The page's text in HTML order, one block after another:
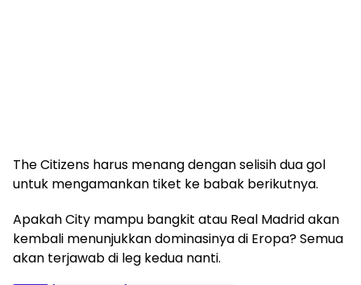
The Citizens harus menang dengan selisih dua gol
untuk mengamankan tiket ke babak berikutnya.
Apakah City mampu bangkit atau Real Madrid akan
kembali menunjukkan dominasinya di Eropa? Semua
akan terjawab di leg kedua nanti.